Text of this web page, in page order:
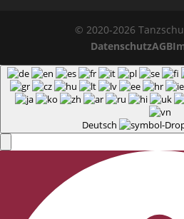
© 2020-2026
DatenschutzAGB
Deutsch